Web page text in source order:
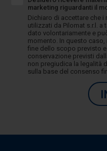
marketing riguardanti il
Dichiaro di accettare che
utilizzati da Pilomat s.r.l.
dato volontariamente e
momento. In questo
fine dello scopo previsto
conservazione previsti
non pregiudica la legalità
sulla base del consenso